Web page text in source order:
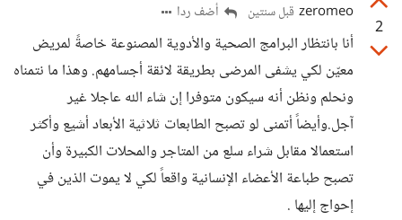
2
zeromeo قبل سنتين أضف ردا
أنا بانتظار البرامج الصحية والأدوية المصنوعة خاصةً لمريض
معيّن لكي يشفى المرضى بطريقة لائقة أجسامهم. وهذا ما نتمناه
ونحلم ونظن أنه سيكون متوفرا إن شاء الله عاجلا غير
آجل.وأيضاً أتمنى لو تصبح الطابعات ثلاثية الأبعاد أشيع وأكثر
استعمالا مقابل شراء سلع من المتاجر والمحلات الكبيرة وأن
تصبح طباعة الأعضاء الإنسانية واقعاً لكي لا يموت الذين في
إحواج إليها .